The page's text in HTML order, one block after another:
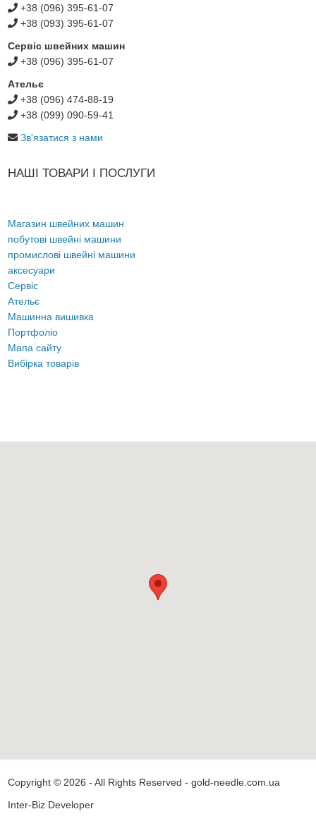
+38 (096) 395-61-07
+38 (093) 395-61-07
Сервіс швейних машин
+38 (096) 395-61-07
Ательє
+38 (096) 474-88-19
+38 (099) 090-59-41
Зв'язатися з нами
НАШІ ТОВАРИ І ПОСЛУГИ
Магазин швейних машин
побутові швейні машини
промислові швейні машини
аксесуари
Сервіс
Ательє
Машинна вишивка
Портфоліо
Мапа сайту
Вибірка товарів
Copyright © 2026 - All Rights Reserved - gold-needle.com.ua
Inter-Biz Developer